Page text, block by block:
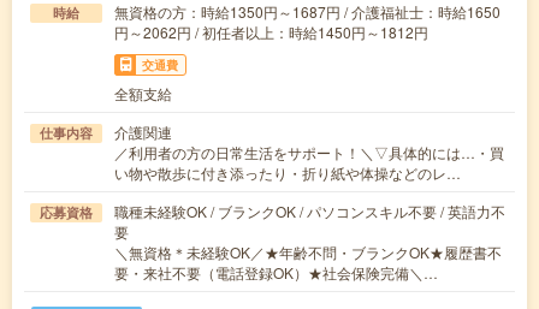
時給
無資格の方：時給1350円～1687円 / 介護福祉士：時給1650
円～2062円 / 初任者以上：時給1450円～1812円
交通費
全額支給
仕事内容
介護関連
／利用者の方の日常生活をサポート！＼▽具体的には…・買
い物や散歩に付き添ったり・折り紙や体操などのレ…
応募資格
職種未経験OK / ブランクOK / パソコンスキル不要 / 英語力不
要
＼無資格＊未経験OK／★年齢不問・ブランクOK★履歴書不
要・来社不要（電話登録OK）★社会保険完備＼…